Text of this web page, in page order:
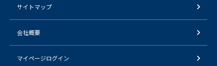
サイトマップ
会社概要
マイページログイン